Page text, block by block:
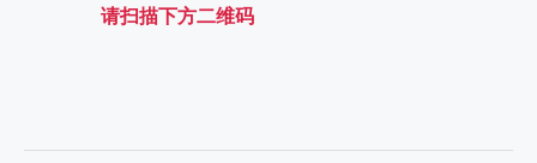
请扫描下方二维码